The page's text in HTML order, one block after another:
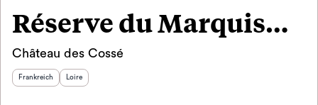
Réserve du Marquis
Brut 2022
Château des Cossé
Herkunftsland
Frankreich Herkunftsregion
Loire